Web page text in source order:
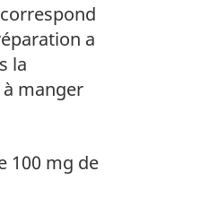
a
la
manger
100 mg de